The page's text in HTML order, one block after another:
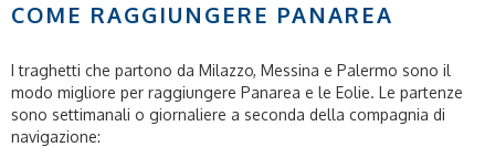
COME RAGGIUNGERE PANAREA
I traghetti che partono da Milazzo, Messina e Palermo sono il
modo migliore per raggiungere Panarea e le Eolie. Le partenze
sono settimanali o giornaliere a seconda della compagnia di
navigazione: